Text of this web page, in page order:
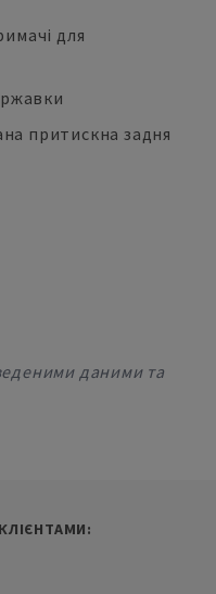
для
притискна задня
даними та